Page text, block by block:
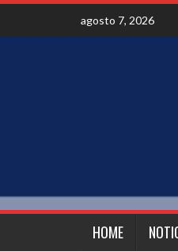
Skip
content
agosto 7, 2026
HOME